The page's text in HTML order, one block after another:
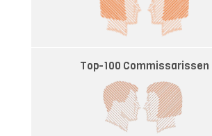
Top-100 Commissarissen